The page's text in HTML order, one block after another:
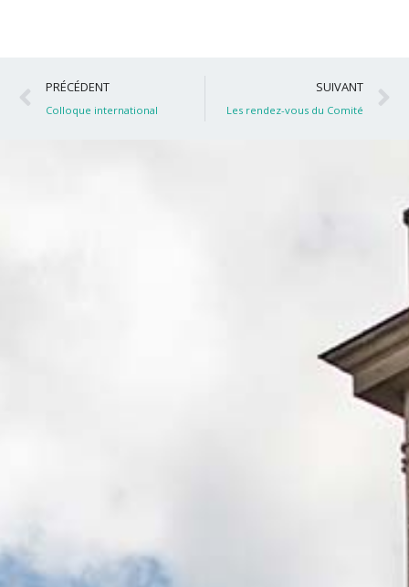
Précédent
PRÉCÉDENT
Colloque international
SUIVANT
Les rendez-vous du Comité